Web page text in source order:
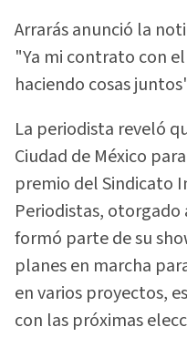
Arrarás anunció la
"Ya mi contrato con
haciendo cosas
La periodista reveló
Ciudad de México
premio del Sindicato
Periodistas,
formó parte de su
planes en marcha
en varios proyectos,
con las próximas